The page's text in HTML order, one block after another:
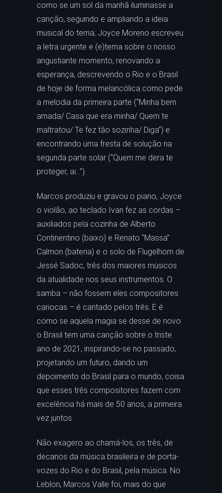
como se um sol da manhã iluminasse a
canção, seguindo e ampliando a ideia
musical do tema; Joyce Moreno escreveu
a letra urgente e (e)terna sobre o nosso
angustiante momento, renovando a
esperança, descrevendo o Rio e o Brasil
de hoje de forma melancólica como pede
a melodia da primeira parte (“Minha bem
amada/ Casa que era minha/ Quem te
maltratou/ Te fez tão sozinha/ Diga”) e
encontrando uma fresta de solução na
segunda parte solar (“Quem me dera te
proteger, ai…”).
Marcos produziu e gravou o piano, Joyce
o violão, ao teclado Ivan fez as cordas –
auxiliados pela cozinha de Alberto
Continentino (baixo) e Renato “Massa”
Calmon (bateria) e o solo de Flugelhorn de
Jessé Sadoc, três dos maiores músicos
da atualidade nos seus instrumentos. O
samba – não fossem eles compositores
cariocas – é cantado pelos três. E é
como se aquela magia se desse de novo:
o Brasil tem uma canção sobre o triste
ano de 2021, inspirando-se no passado,
projetando um futuro, dando um
depoimento do Brasil para o mundo, coisa
que esses três compositores fazem com
excelência há mais de 50 anos, a primeira
vez juntos.
Não exagero ao chamá-los, os três, de
decanos da música brasileira e de porta-
vozes do Rio e do Brasil, pela música. No
Leblon, Marcos Valle foi, mais do que